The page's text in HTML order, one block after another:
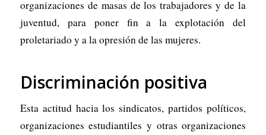
organizaciones de masas de los trabajadores y de la
juventud, para poner fin a la explotación del
proletariado y a la opresión de las mujeres.
Discriminación positiva
Esta actitud hacia los sindicatos, partidos políticos,
organizaciones estudiantiles y otras organizaciones